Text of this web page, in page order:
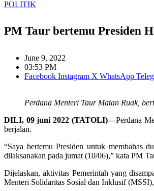
POLITIK
PM Taur bertemu Presiden
June 9, 2022
03:53 PM
Facebook Instagram X WhatsApp
Perdana Menteri Taur Matan Ruak,
DILI, 09 juni 2022 (TATOLI)—Perdana
berjalan.
“Saya bertemu Presiden untuk membahas
dilaksanakan pada jumat (10/06),” kata PM
Dijelaskan, aktivitas Pemerintah yang
Menteri Solidaritas Sosial dan Inklusif